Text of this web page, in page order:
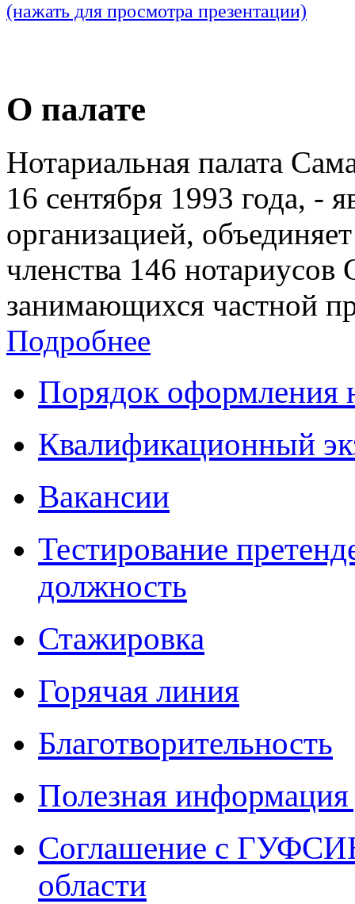
(нажать для просмотра презентации)
О палате
Нотариальная палата
16 сентября 1993 года, -
организацией,
членства 146 нотариусов
занимающихся частной
Подробнее
Порядок оформления
Квалификационный
Вакансии
Тестирование
должность
Стажировка
Горячая линия
Благотворительность
Полезная
Соглашение с
области